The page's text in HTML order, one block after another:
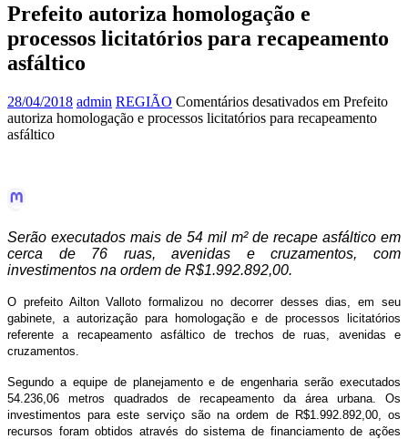
Prefeito autoriza homologação e
processos licitatórios para recapeamento
asfáltico
28/04/2018 admin REGIÃO Comentários desativados em Prefeito
autoriza homologação e processos licitatórios para recapeamento
asfáltico
Serão executados mais de 54 mil m² de recape asfáltico em
cerca de 76 ruas, avenidas e cruzamentos, com
investimentos na ordem de R$1.992.892,00.
O prefeito Ailton Valloto formalizou no decorrer desses dias, em seu
gabinete, a autorização para homologação e de processos licitatórios
referente a recapeamento asfáltico de trechos de ruas, avenidas e
cruzamentos.
Segundo a equipe de planejamento e de engenharia serão executados
54.236,06 metros quadrados de recapeamento da área urbana. Os
investimentos para este serviço são na ordem de R$1.992.892,00, os
recursos foram obtidos através do sistema de financiamento de ações